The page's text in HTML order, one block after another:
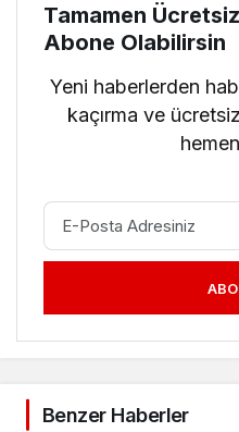
Tamamen
Abone Olabilirsin
Yeni haberlerden
kaçırma ve
Benzer Haberler